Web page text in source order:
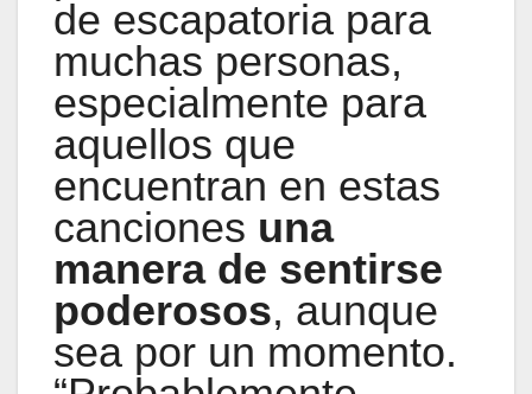
de escapatoria para
muchas personas,
especialmente para
aquellos que
encuentran en estas
canciones una
manera de sentirse
poderosos, aunque
sea por un momento.